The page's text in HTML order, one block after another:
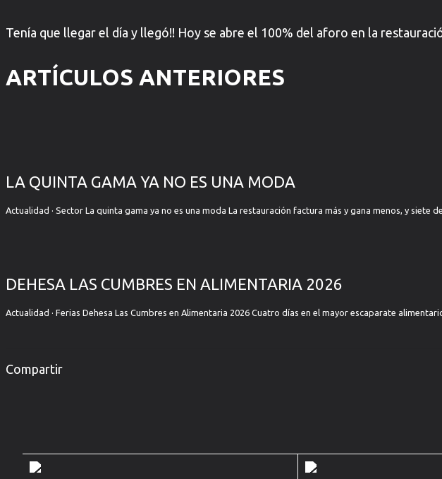
Tenía que llegar el día y llegó!! Hoy se abre el 100% del aforo en la
ARTÍCULOS ANTERIORES
LA QUINTA GAMA YA NO ES UNA MODA
Actualidad · Sector La quinta gama ya no es una moda La restauración factura más y gana menos, y
DEHESA LAS CUMBRES EN ALIMENTARIA 2026
Actualidad · Ferias Dehesa Las Cumbres en Alimentaria 2026 Cuatro días en el mayor escaparate
Compartir